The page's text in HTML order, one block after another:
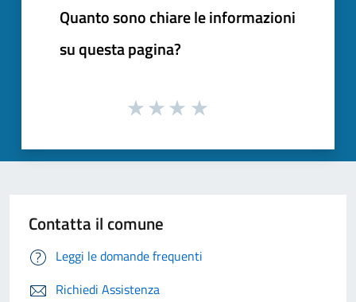
Quanto sono chiare le informazioni
su questa pagina?
Contatta il comune
Leggi le domande frequenti
Richiedi Assistenza